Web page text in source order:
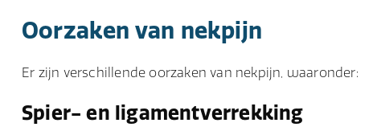
Oorzaken van nekpijn
Er zijn verschillende oorzaken van nekpijn, waaronder:
Spier- en ligamentverrekking